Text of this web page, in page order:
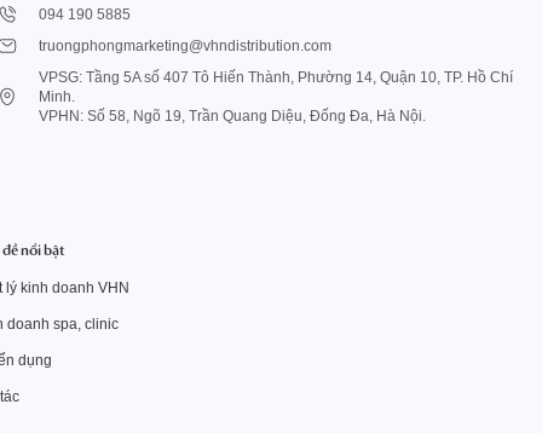
094 190 5885
truongphongmarketing@vhndistribution.com
VPSG: Tầng 5A số 407 Tô Hiến Thành, Phường 14, Quận 10, TP. Hồ Chí
Minh.
VPHN: Số 58, Ngõ 19, Trần Quang Diệu, Đống Đa, Hà Nội.
đề nổi bật
lý kinh doanh VHN
doanh spa, clinic
dụng